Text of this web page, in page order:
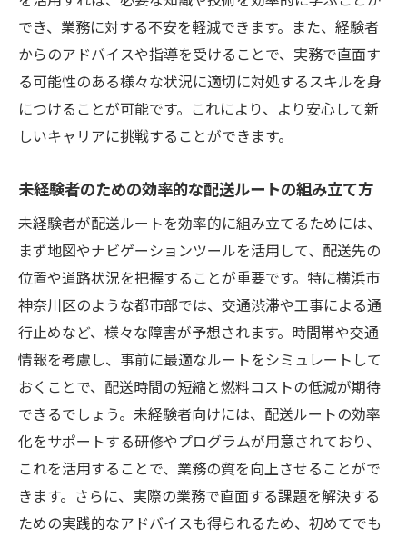
でき、業務に対する不安を軽減できます。また、経験者
からのアドバイスや指導を受けることで、実務で直面す
る可能性のある様々な状況に適切に対処するスキルを身
につけることが可能です。これにより、より安心して新
しいキャリアに挑戦することができます。
未経験者のための効率的な配送ルートの組み立て方
未経験者が配送ルートを効率的に組み立てるためには、
まず地図やナビゲーションツールを活用して、配送先の
位置や道路状況を把握することが重要です。特に横浜市
神奈川区のような都市部では、交通渋滞や工事による通
行止めなど、様々な障害が予想されます。時間帯や交通
情報を考慮し、事前に最適なルートをシミュレートして
おくことで、配送時間の短縮と燃料コストの低減が期待
できるでしょう。未経験者向けには、配送ルートの効率
化をサポートする研修やプログラムが用意されており、
これを活用することで、業務の質を向上させることがで
きます。さらに、実際の業務で直面する課題を解決する
ための実践的なアドバイスも得られるため、初めてでも